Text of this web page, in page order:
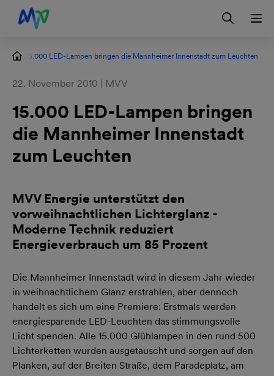
Zur Hauptnavigation springen
Zum Hauptinhalt springen
Zur Footernavigation springen
Kontakt EN Login
15.000 LED-Lampen bringen die Mannheimer Innenstadt zum Leuchten
22. November 2010 | MVV
15.000 LED-Lampen bringen
die Mannheimer Innenstadt
zum Leuchten
MVV Energie unterstützt den
vorweihnachtlichen Lichterglanz -
Moderne Technik reduziert
Energieverbrauch um 85 Prozent
Die Mannheimer Innenstadt wird in diesem Jahr wieder
in weihnachtlichem Glanz erstrahlen, aber dennoch
handelt es sich um eine Premiere: Erstmals werden
energiesparende LED-Leuchten das stimmungsvolle
Licht spenden. Alle 15.000 Glühlampen in den rund 500
Lichterketten wurden ausgetauscht und sorgen auf den
Planken, auf der Breiten Straße, dem Paradeplatz, am